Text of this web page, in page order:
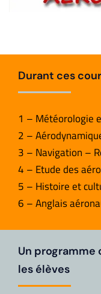
Durant ces
1 – Météorologie
2 –
3 – Navigation –
4 – Etude des
5 – Histoire et
6 – Anglais
Un
les élèves